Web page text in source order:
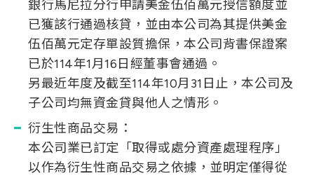
銀行馬尼拉分行申請美金伍佰萬元授信額度並
已獲該行通過核貸，並由本公司為其提供美金
伍佰萬元定存單設質擔保，本公司背書保證案
已於114年1月16日經董事會通過。
另最近年度及截至114年10月31日止，本公司及
子公司均無資金貸與他人之情形。
衍生性商品交易：
本公司業已訂定「取得或處分資產處理程序」
以作為衍生性商品交易之依據，並明定僅得從